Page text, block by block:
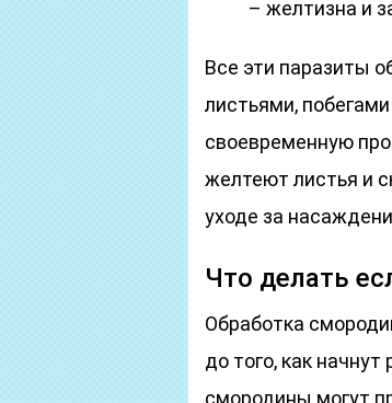
– желтизна и
Все эти паразиты
листьями,
своевременную
желтеют листья и
уходе за
Что делать
Обработка
до того, как
смородины могут